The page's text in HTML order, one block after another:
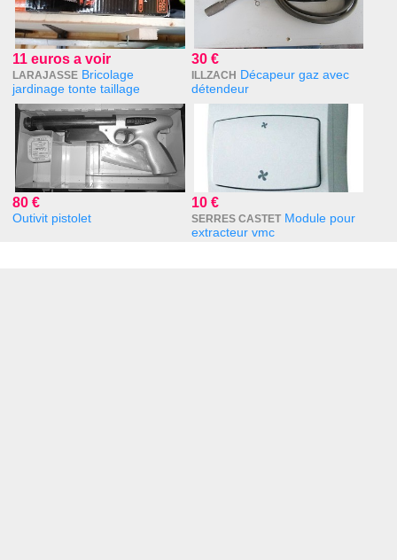
11 euros a voir
LARAJASSE Bricolage
jardinage tonte taillage
30 €
ILLZACH Décapeur gaz avec
détendeur
80 €
Outivit pistolet
10 €
SERRES CASTET Module pour
extracteur vmc